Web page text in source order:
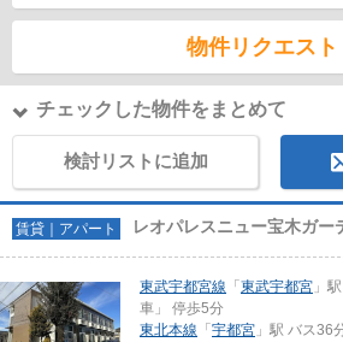
物件リクエスト
チェックした物件をまとめて
検討リストに追加
賃貸｜アパート レオパレスニュー宝木ガー
東武宇都宮線 「 東武宇都宮 」
車」 停歩5分
東北本線 「 宇都宮 」駅 バス36